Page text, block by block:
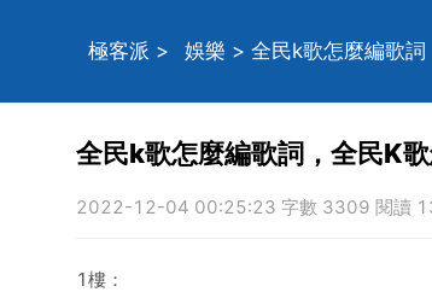
極客派 > 娛樂 > 全民k歌怎麼編歌
全民k歌怎麼編歌詞，全民K
2022-12-04 00:25:23 字數 3309 閱讀
1樓：